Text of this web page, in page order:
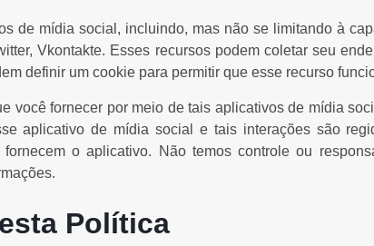
de mídia social, incluindo, mas não se limitando à
Vkontakte. Esses recursos podem coletar seu
definir um cookie para permitir que esse recurso
você fornecer por meio de tais aplicativos de mídia
aplicativo de mídia social e tais interações são
o aplicativo. Não temos controle ou
Política